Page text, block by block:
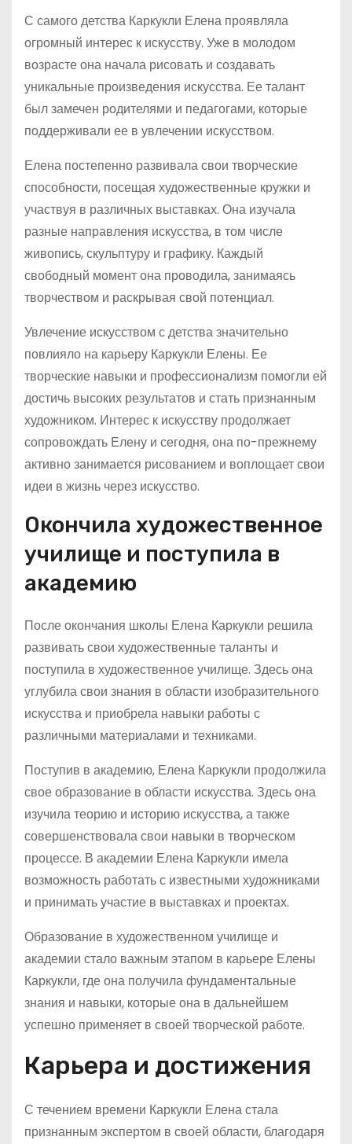
С самого детства Каркукли Елена проявляла
огромный интерес к искусству. Уже в молодом
возрасте она начала рисовать и создавать
уникальные произведения искусства. Ее талант
был замечен родителями и педагогами, которые
поддерживали ее в увлечении искусством.
Елена постепенно развивала свои творческие
способности, посещая художественные кружки и
участвуя в различных выставках. Она изучала
разные направления искусства, в том числе
живопись, скульптуру и графику. Каждый
свободный момент она проводила, занимаясь
творчеством и раскрывая свой потенциал.
Увлечение искусством с детства значительно
повлияло на карьеру Каркукли Елены. Ее
творческие навыки и профессионализм помогли ей
достичь высоких результатов и стать признанным
художником. Интерес к искусству продолжает
сопровождать Елену и сегодня, она по-прежнему
активно занимается рисованием и воплощает свои
идеи в жизнь через искусство.
Окончила художественное
училище и поступила в
академию
После окончания школы Елена Каркукли решила
развивать свои художественные таланты и
поступила в художественное училище. Здесь она
углубила свои знания в области изобразительного
искусства и приобрела навыки работы с
различными материалами и техниками.
Поступив в академию, Елена Каркукли продолжила
свое образование в области искусства. Здесь она
изучила теорию и историю искусства, а также
совершенствовала свои навыки в творческом
процессе. В академии Елена Каркукли имела
возможность работать с известными художниками
и принимать участие в выставках и проектах.
Образование в художественном училище и
академии стало важным этапом в карьере Елены
Каркукли, где она получила фундаментальные
знания и навыки, которые она в дальнейшем
успешно применяет в своей творческой работе.
Карьера и достижения
С течением времени Каркукли Елена стала
признанным экспертом в своей области, благодаря